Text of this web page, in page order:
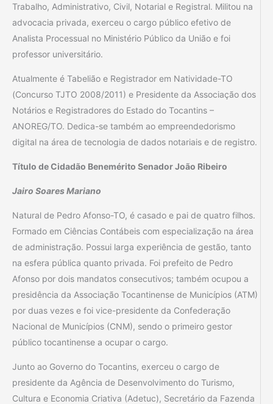
Trabalho, Administrativo, Civil, Notarial e Registral. Militou na
advocacia privada, exerceu o cargo público efetivo de
Analista Processual no Ministério Público da União e foi
professor universitário.
Atualmente é Tabelião e Registrador em Natividade-TO
(Concurso TJTO 2008/2011) e Presidente da Associação dos
Notários e Registradores do Estado do Tocantins –
ANOREG/TO. Dedica-se também ao empreendedorismo
digital na área de tecnologia de dados notariais e de registro.
Título de Cidadão Benemérito Senador João Ribeiro
Jairo Soares Mariano
Natural de Pedro Afonso-TO, é casado e pai de quatro filhos.
Formado em Ciências Contábeis com especialização na área
de administração. Possui larga experiência de gestão, tanto
na esfera pública quanto privada. Foi prefeito de Pedro
Afonso por dois mandatos consecutivos; também ocupou a
presidência da Associação Tocantinense de Municípios (ATM)
por duas vezes e foi vice-presidente da Confederação
Nacional de Municípios (CNM), sendo o primeiro gestor
público tocantinense a ocupar o cargo.
Junto ao Governo do Tocantins, exerceu o cargo de
presidente da Agência de Desenvolvimento do Turismo,
Cultura e Economia Criativa (Adetuc), Secretário da Fazenda